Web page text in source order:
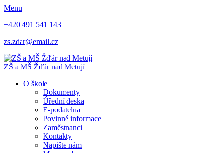
Menu
+420 491 541 143
zs.zdar@email.cz
ZŠ a MŠ Žďár nad Metují
O škole
Dokumenty
Úřední deska
E-podatelna
Povinné informace
Zaměstnanci
Kontakty
Napište nám